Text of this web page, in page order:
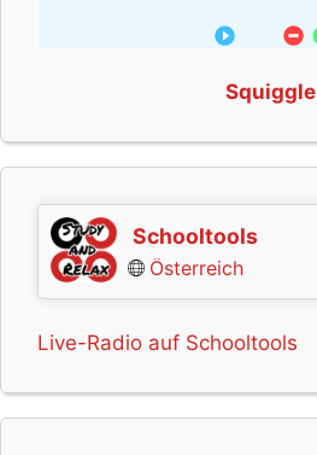
Squiggle
Schooltools
Österreich
Live-Radio auf Schooltools